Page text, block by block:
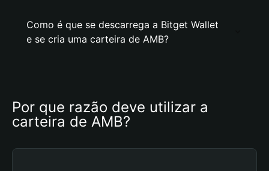
Como é que se descarrega a Bitget Wallet
e se cria uma carteira de AMB?
Por que razão deve utilizar a
carteira de AMB?